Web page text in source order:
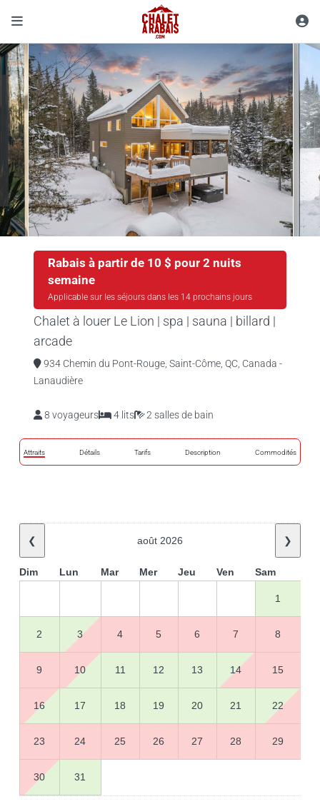
Rabais à partir de 10 $ pour 2 nuits
semaine
Applicable sur les séjours dans les 14 prochains jours
Chalet à louer Le Lion | spa | sauna | billard |
arcade
934 Chemin du Pont-Rouge, Saint-Côme, QC, Canada -
Lanaudière
8 voyageurs 4 lits 2 salles de bain
Attraits Détails Tarifs Description Commodités
❮ août 2026 ❯
Dim Lun Mar Mer Jeu Ven Sam
1
2 3 4 5 6 7 8
9 10 11 12 13 14 15
16 17 18 19 20 21 22
23 24 25 26 27 28 29
30 31